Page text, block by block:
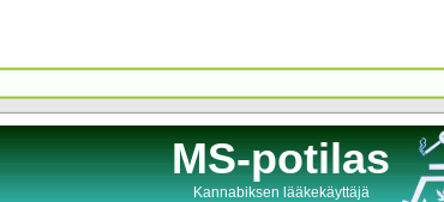
MS-potilas
Kannabiksen lääkekäyttäjä